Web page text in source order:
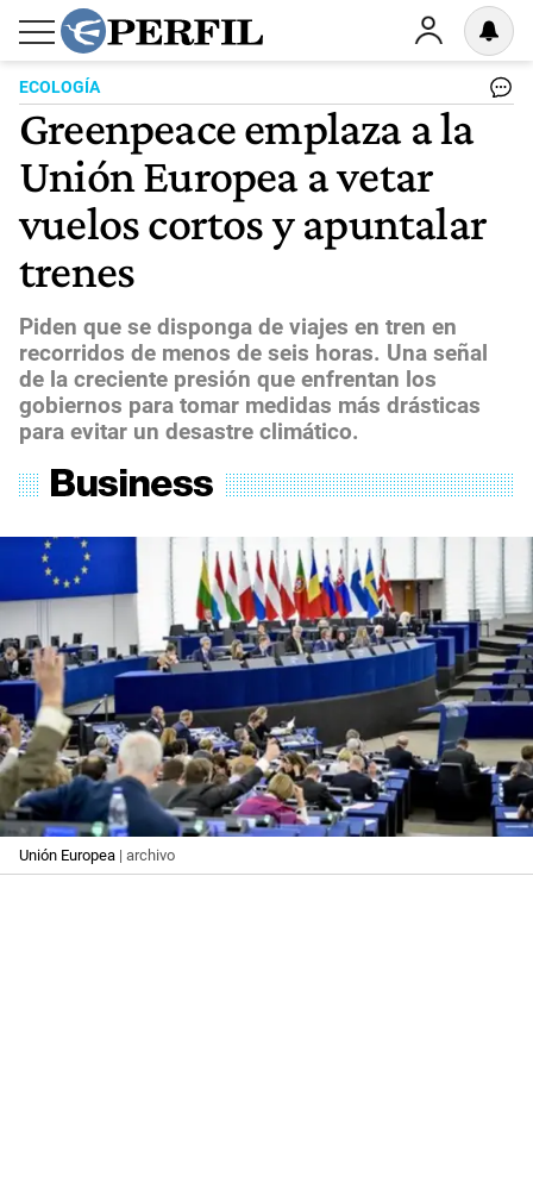
ECOLOGÍA
Greenpeace emplaza a la
Unión Europea a vetar
vuelos cortos y apuntalar
trenes
Piden que se disponga de viajes en tren en
recorridos de menos de seis horas. Una señal
de la creciente presión que enfrentan los
gobiernos para tomar medidas más drásticas
para evitar un desastre climático.
Unión Europea | archivo